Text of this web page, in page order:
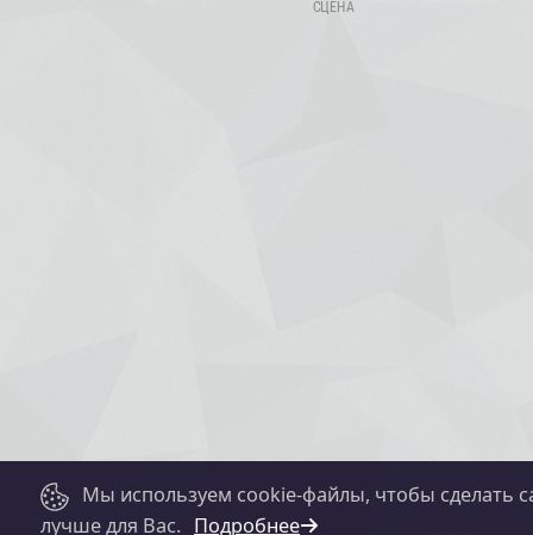
Мы используем cookie-файлы, чтобы сделать
лучше для Вас. Подробнее